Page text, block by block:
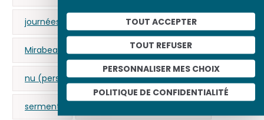
TOUT ACCEPTER
TOUT REFUSER
PERSONNALISER MES CHOIX
POLITIQUE DE CONFIDENTIALITÉ
journées révolutionnaires Marat (Jean-Paul)
Mirabeau (Honoré Gabriel Riqueti de)
nu (personne) Robespierre (Maximilien de)
serment